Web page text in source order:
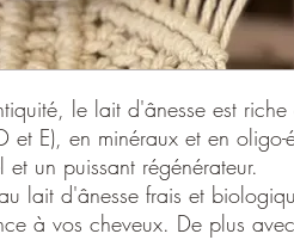
le lait d'ânesse est riche
E), en minéraux et en oligo-
et un puissant régénérateur.
lait d'ânesse frais et
à vos cheveux. De plus